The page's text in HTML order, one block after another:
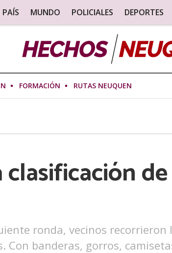
PAÍS MUNDO POLICIALES DEPORTES
FORMACIÓN RUTAS NEUQUEN
ronda, vecinos
Con banderas, gorros,